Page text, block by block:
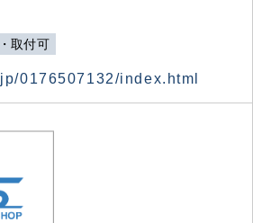
取付可
0176507132/index.html